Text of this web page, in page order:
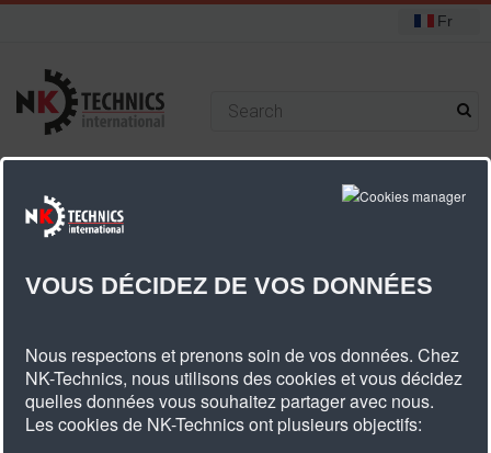
Fr
+31 (0) 314 393751
Séries courroies plates F
Courroie Plate F2,2
VOUS DÉCIDEZ DE VOS DONNÉES
Nous respectons et prenons soin de vos données. Chez
NK-Technics, nous utilisons des cookies et vous décidez
quelles données vous souhaitez partager avec nous.
Les cookies de NK-Technics ont plusieurs objectifs: